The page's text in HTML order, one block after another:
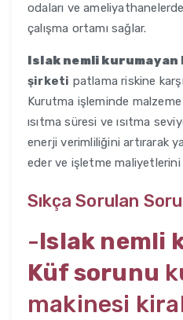
odaları ve
çalışma ortamı sağlar.
Islak nemli kurumayan
şirketi patlama riskine
Kurutma işleminde malzeme
ısıtma süresi ve ısıtma
enerji verimliliğini artırarak
eder ve işletme maliyetlerini
Sıkça Sorulan
-Islak nemli
Küf sorunu
makinesi